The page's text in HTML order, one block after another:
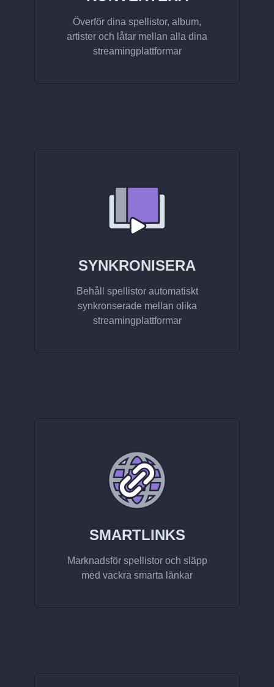
Överför dina spellistor, album,
artister och låtar mellan alla dina
streamingplattformar
SYNKRONISERA
Behåll spellistor automatiskt
synkronserade mellan olika
streamingplattformar
SMARTLINKS
Marknadsför spellistor och släpp
med vackra smarta länkar